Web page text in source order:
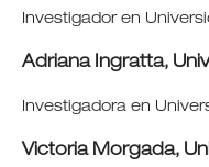
Investigador en
Adriana Ingratta,
Investigadora en
Victoria Morgada,